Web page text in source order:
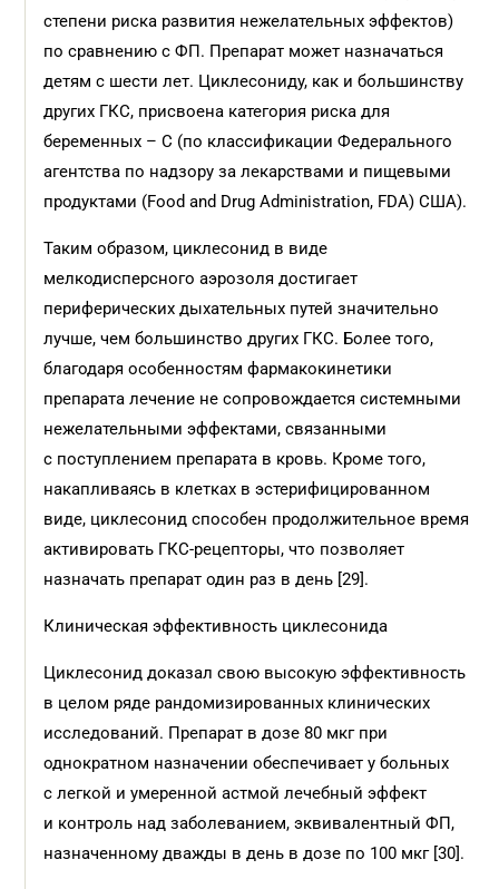
степени риска развития нежелательных эффектов)
по сравнению с ФП. Препарат может назначаться
детям с шести лет. Циклесониду, как и большинству
других ГКС, присвоена категория риска для
беременных – С (по классификации Федерального
агентства по надзору за лекарствами и пищевыми
продуктами (Food and Drug Administration, FDA) США).
Таким образом, циклесонид в виде
мелкодисперсного аэрозоля достигает
периферических дыхательных путей значительно
лучше, чем большинство других ГКС. Более того,
благодаря особенностям фармакокинетики
препарата лечение не сопровождается системными
нежелательными эффектами, связанными
с поступлением препарата в кровь. Кроме того,
накапливаясь в клетках в эстерифицированном
виде, циклесонид способен продолжительное время
активировать ГКС-рецепторы, что позволяет
назначать препарат один раз в день [29].
Клиническая эффективность циклесонида
Циклесонид доказал свою высокую эффективность
в целом ряде рандомизированных клинических
исследований. Препарат в дозе 80 мкг при
однократном назначении обеспечивает у больных
с легкой и умеренной астмой лечебный эффект
и контроль над заболеванием, эквивалентный ФП,
назначенному дважды в день в дозе по 100 мкг [30].